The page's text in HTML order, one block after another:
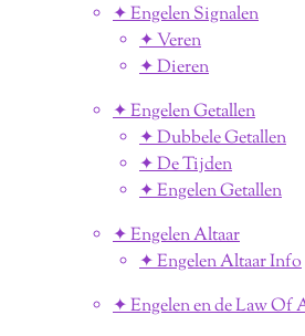
✦ Engelen Signalen
✦ Veren
✦ Dieren
✦ Engelen Getallen
✦ Dubbele Getallen
✦ De Tijden
✦ Engelen Getallen
✦ Engelen Altaar
✦ Engelen Altaar Info
✦ Engelen en de Law Of